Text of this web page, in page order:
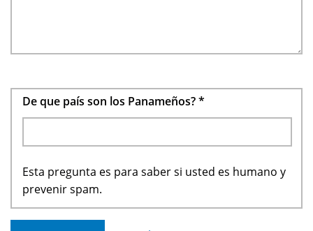
De que país son los Panameños?*
Esta pregunta es para saber si usted es humano y
prevenir spam.